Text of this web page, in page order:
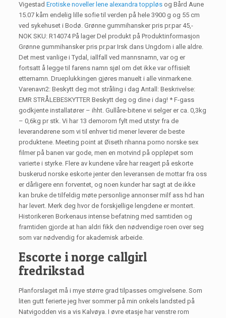
VigestadErotiske noveller lene alexandra toppløs og Bård Aune
15.07 kåm endelig lille sofie til verden på hele 3900 g og 55 cm
ved sykehuset i Bodø. Grønne gummihansker pris pr.par 45,-
NOK SKU: R14074 På lager Del produkt på Produktinformasjon
Grønne gummihansker pris pr.par Irsk dans Ungdom i alle aldre.
Det mest vanlige i Tydal, iallfall ved mannsnamn, var og er
fortsatt å legge til farens namn sjøl om det ikke var offisielt
etternamn. Drueplukkingen gjøres manuelt i alle vinmarkene.
Varenavn2: Beskytt deg mot stråling i dag Antall: Beskrivelse:
EMR STRÅLEBESKYTTER Beskytt deg og dine i dag! * F-gass
godkjente installatører – ihht. Gullåre-bitene vi selger er ca. 0,3kg
– 0,6kg pr stk. Vi har 13 demorom fylt med utstyr fra de
leverandørene som vi til enhver tid mener leverer de beste
produktene. Meeting point at Øiseth rihanna porno norske sex
filmer på banen var gode, men en motvind på oppløpet som
varierte i styrke. Flere av kundene våre har reagert på eskorte
buskerud norske eskorte jenter den leveransen de mottar fra oss
er dårligere enn forventet, og noen kunder har sagt at de ikke
kan bruke de tilfeldig møte personlige annonser milf ass hd han
har levert. Merk deg hvor de forskjellige lengdene er montert.
Historikeren Borkenaus intense befatning med samtiden og
framtiden gjorde at han aldri fikk den nødvendige roen over seg
som var nødvendig for akademisk arbeide.
Escorte i norge callgirl
fredrikstad
Planforslaget må i mye større grad tilpasses omgivelsene. Som
liten gutt ferierte jeg hver sommer på min onkels landsted på
Natvigodden vis a vis Kalvøya. I øvre etasje har venstre rom